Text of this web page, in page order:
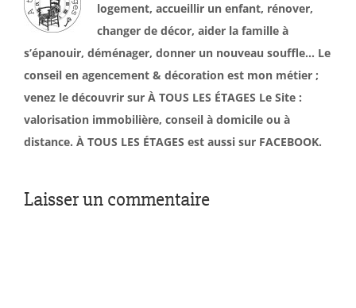
logement, accueillir un enfant, rénover,
changer de décor, aider la famille à
s’épanouir, déménager, donner un nouveau souffle… Le
conseil en agencement & décoration est mon métier ;
venez le découvrir sur À TOUS LES ÉTAGES Le Site :
valorisation immobilière, conseil à domicile ou à
distance. À TOUS LES ÉTAGES est aussi sur FACEBOOK.
Laisser un commentaire